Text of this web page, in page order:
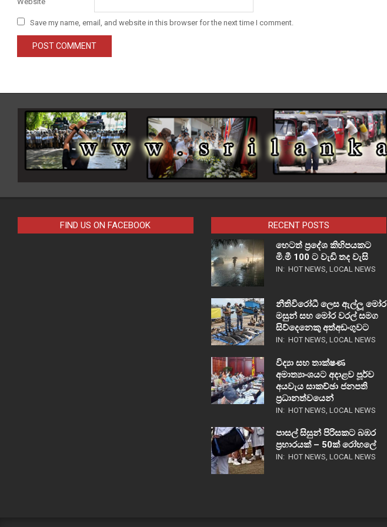
Save my name, email, and website in this browser for the next time I comment.
FIND US ON FACEBOOK
RECENT POSTS
හෙටත් ප්‍රදේශ කිහිපයකට
මි.මී 100 ට වැඩි තද වැසි
IN: HOT NEWS, LOCAL NEWS
නීතිවිරෝධී ලෙස ඇල්ලූ මෝර
මසුන් සහ මෝර වරල් සමග
සිව්දෙනෙකු අත්අඩංගුවට
IN: HOT NEWS, LOCAL NEWS
විද්‍යා සහ තාක්ෂණ
අමාත්‍යාංශයට අදාළව පූර්ව
අයවැය සාකච්ඡා ජනපති
ප්‍රධානත්වයෙන්
IN: HOT NEWS, LOCAL NEWS
පාසල් සිසුන් පිරිසකට බඹර
ප්‍රහාරයක් – 50ක් රෝහලේ
IN: HOT NEWS, LOCAL NEWS